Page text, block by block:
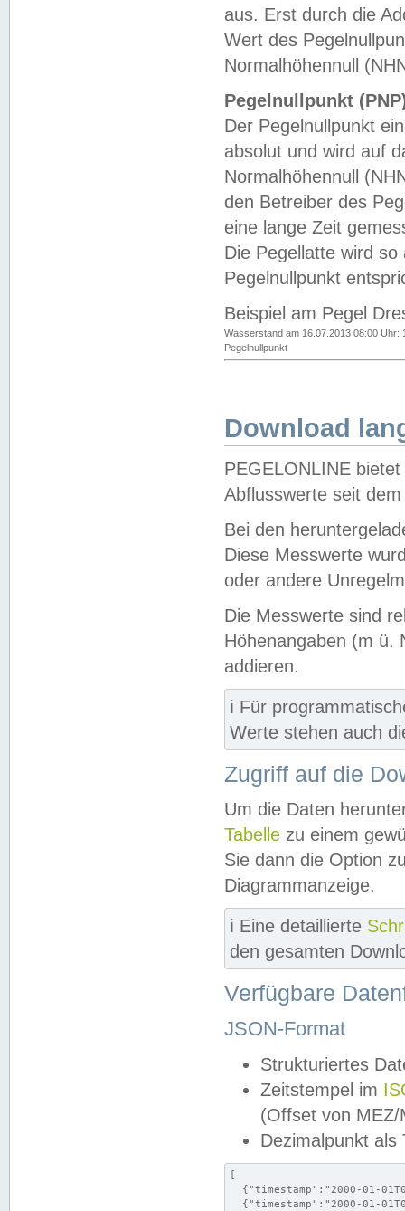
aus. Erst durch die
Wert des
Normalhöhennull
Pegelnullpunkt
Der Pegelnullpunkt
absolut und wird auf
Normalhöhennull
den Betreiber des
eine lange Zeit
Die Pegellatte wird
Pegelnullpunkt
Beispiel am Pegel
Wasserstand am 16.07.2013 08:00 Uhr:
Pegelnullpunkt
Download
PEGELONLINE
Abflusswerte seit
Bei den
Diese Messwerte
oder andere
Die Messwerte sind
Höhenangaben (m ü.
addieren.
ℹ️ Für
Werte stehen auch
Zugriff auf die
Um die Daten
Tabelle zu einem
Sie dann die Option
Diagrammanzeige.
ℹ️ Eine detaillierte
den gesamten
Verfügbare
JSON-Format
Strukturiertes
Zeitstempel im
(Offset von MEZ/
Dezimalpunkt als
[
{"timestamp":"2000-01-
{"timestamp":"2000-01-